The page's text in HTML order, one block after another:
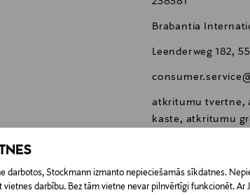
darbotos, Stockmann izmanto nepieciešamās sīkdatnes.
vietnes darbību. Bez tām vietne nevar pilnvērtīgi funkcionēt. Ar
Brabantia
Leenderweg 182,
atkritumu tvertne,
kaste, atkritumu